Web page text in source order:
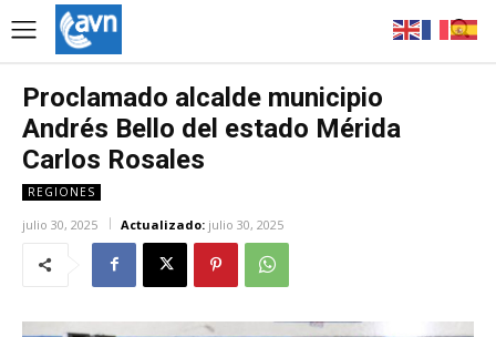
Proclamado alcalde municipio
Andrés Bello del estado Mérida
Carlos Rosales
REGIONES
julio 30, 2025 Actualizado: julio 30, 2025